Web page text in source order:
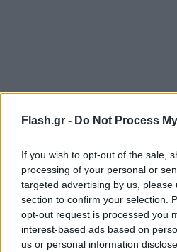
Flash.gr - Do Not Process
If you wish to opt-out of the sale,
processing of your personal or
targeted advertising by us, please
section to confirm your selection.
opt-out request is processed you
interest-based ads based on
us or personal information
Από την πλευρά του ο
"καλό μάτι" την προοπτική
Σταντάρ καθώς θα μπορέσει
συμμετοχής κάτι που στον
φαινόταν πιθανό μετά την
Μπιέλ όσο και του Τζος